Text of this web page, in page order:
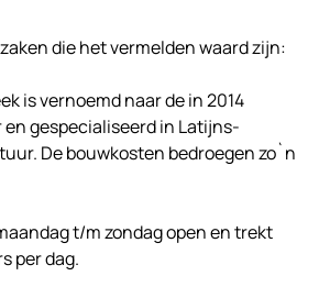
die het vermelden waard zijn:
is vernoemd naar de in 2014
gespecialiseerd in Latijns-
De bouwkosten bedroegen zo`n
t/m zondag open en trekt
per dag.